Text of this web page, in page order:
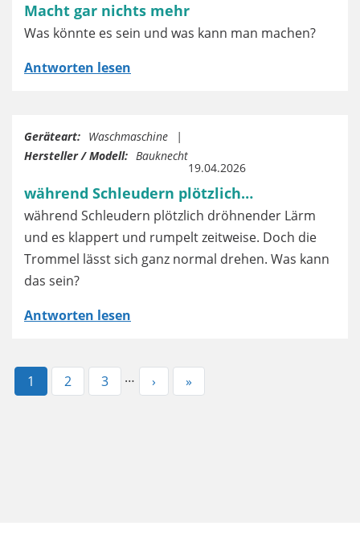
Macht gar nichts mehr
Was könnte es sein und was kann man machen?
Antworten lesen
Geräteart: Waschmaschine
Hersteller / Modell: Bauknecht
19.04.2026
während Schleudern plötzlich…
während Schleudern plötzlich dröhnender Lärm
und es klappert und rumpelt zeitweise. Doch die
Trommel lässt sich ganz normal drehen. Was kann
das sein?
Antworten lesen
Aktuelle
1 Page
2 Page
3 …
Nächste
›
Letzte
»